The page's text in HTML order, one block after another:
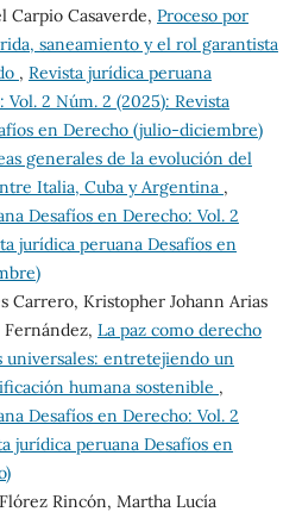
Carpio Casaverde, Proceso por
saneamiento y el rol garantista
, Revista jurídica peruana
Vol. 2 Núm. 2 (2025): Revista
en Derecho (julio-diciembre)
generales de la evolución del
Italia, Cuba y Argentina ,
Desafíos en Derecho: Vol. 2
jurídica peruana Desafíos en
Carrero, Kristopher Johann Arias
Fernández, La paz como derecho
universales: entretejiendo un
humana sostenible ,
Desafíos en Derecho: Vol. 2
jurídica peruana Desafíos en
Rincón, Martha Lucía